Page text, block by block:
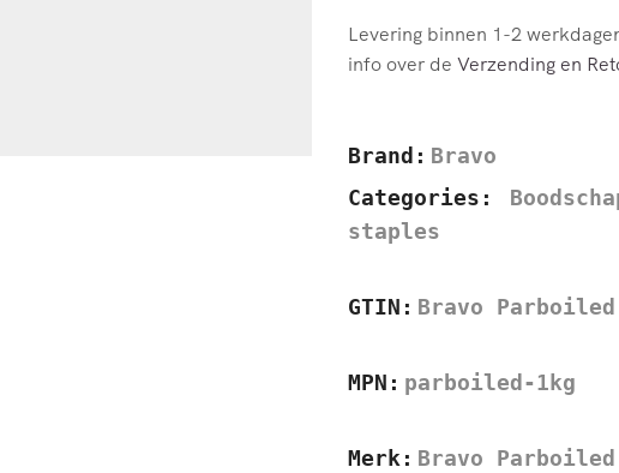
Levering binnen 1-2
info over de Verzending en
Brand: Bravo
Categories:
staples
GTIN: Bravo
MPN: parboiled-1kg
Merk: Bravo